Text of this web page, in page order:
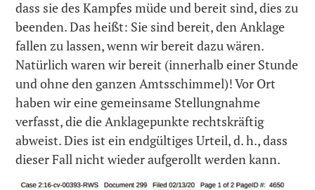
dass sie des Kampfes müde und bereit sind, dies zu
beenden. Das heißt: Sie sind bereit, den Anklage
fallen zu lassen, wenn wir bereit dazu wären.
Natürlich waren wir bereit (innerhalb einer Stunde
und ohne den ganzen Amtsschimmel)! Vor Ort
haben wir eine gemeinsame Stellungnahme
verfasst, die die Anklagepunkte rechtskräftig
abweist. Dies ist ein endgültiges Urteil, d. h., dass
dieser Fall nicht wieder aufgerollt werden kann.